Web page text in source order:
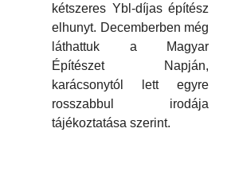
kétszeres Ybl-díjas építész
elhunyt. Decemberben még
láthattuk a Magyar
Építészet Napján,
karácsonytól lett egyre
rosszabbul irodája
tájékoztatása szerint.